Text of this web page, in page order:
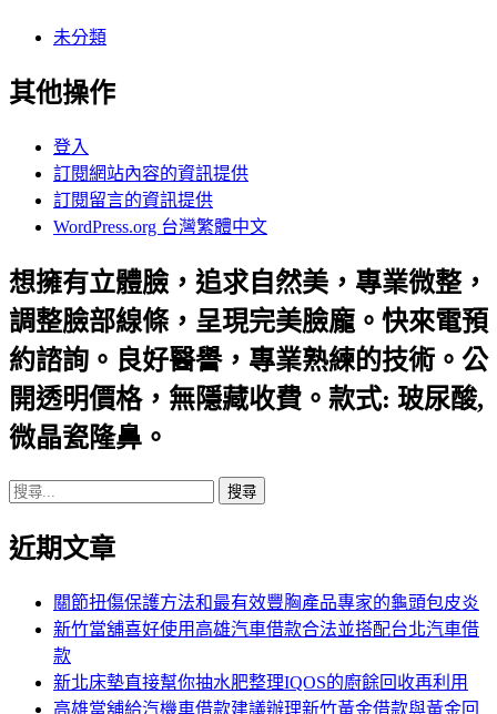
未分類
其他操作
登入
訂閱網站內容的資訊提供
訂閱留言的資訊提供
WordPress.org 台灣繁體中文
想擁有立體臉，追求自然美，專業微整，
調整臉部線條，呈現完美臉龐。快來電預
約諮詢。良好醫譽，專業熟練的技術。公
開透明價格，無隱藏收費。款式: 玻尿酸,
微晶瓷隆鼻。
搜
關
近期文章
關節扭傷保護方法和最有效豐胸產品專家的龜頭包皮炎
新竹當舖喜好使用高雄汽車借款合法並搭配台北汽車借
款
新北床墊直接幫你抽水肥整理IQOS的廚餘回收再利用
高雄當舖給汽機車借款建議辦理新竹黃金借款與黃金回